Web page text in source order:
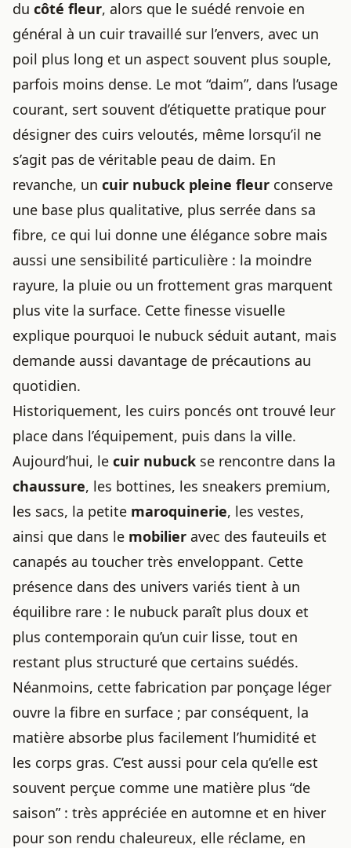
du côté fleur, alors que le suédé renvoie en
général à un cuir travaillé sur l’envers, avec un
poil plus long et un aspect souvent plus souple,
parfois moins dense. Le mot “daim”, dans l’usage
courant, sert souvent d’étiquette pratique pour
désigner des cuirs veloutés, même lorsqu’il ne
s’agit pas de véritable peau de daim. En
revanche, un cuir nubuck pleine fleur conserve
une base plus qualitative, plus serrée dans sa
fibre, ce qui lui donne une élégance sobre mais
aussi une sensibilité particulière : la moindre
rayure, la pluie ou un frottement gras marquent
plus vite la surface. Cette finesse visuelle
explique pourquoi le nubuck séduit autant, mais
demande aussi davantage de précautions au
quotidien.
Historiquement, les cuirs poncés ont trouvé leur
place dans l’équipement, puis dans la ville.
Aujourd’hui, le cuir nubuck se rencontre dans la
chaussure, les bottines, les sneakers premium,
les sacs, la petite maroquinerie, les vestes,
ainsi que dans le mobilier avec des fauteuils et
canapés au toucher très enveloppant. Cette
présence dans des univers variés tient à un
équilibre rare : le nubuck paraît plus doux et
plus contemporain qu’un cuir lisse, tout en
restant plus structuré que certains suédés.
Néanmoins, cette fabrication par ponçage léger
ouvre la fibre en surface ; par conséquent, la
matière absorbe plus facilement l’humidité et
les corps gras. C’est aussi pour cela qu’elle est
souvent perçue comme une matière plus “de
saison” : très appréciée en automne et en hiver
pour son rendu chaleureux, elle réclame, en